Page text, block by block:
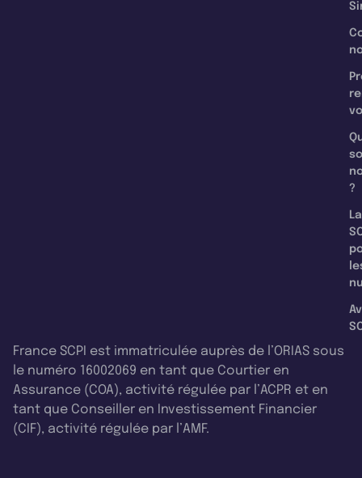
?
La
France SCPI est immatriculée auprès de l’ORIAS sous
le numéro 16002069 en tant que Courtier en
Assurance (COA), activité régulée par l’ACPR et en
tant que Conseiller en Investissement Financier
(CIF), activité régulée par l’AMF.